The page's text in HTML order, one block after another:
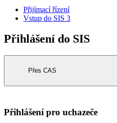
Přijímací řízení
Vstup do SIS 3
Přihlášení do SIS
Přes CAS
Přihlášení pro uchazeče